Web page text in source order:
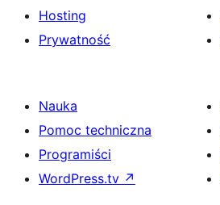
Hosting
Prywatność
Nauka
Pomoc techniczna
Programiści
WordPress.tv ↗